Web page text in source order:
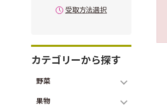
受取方法選択
カテゴリーから探す
野菜
果物